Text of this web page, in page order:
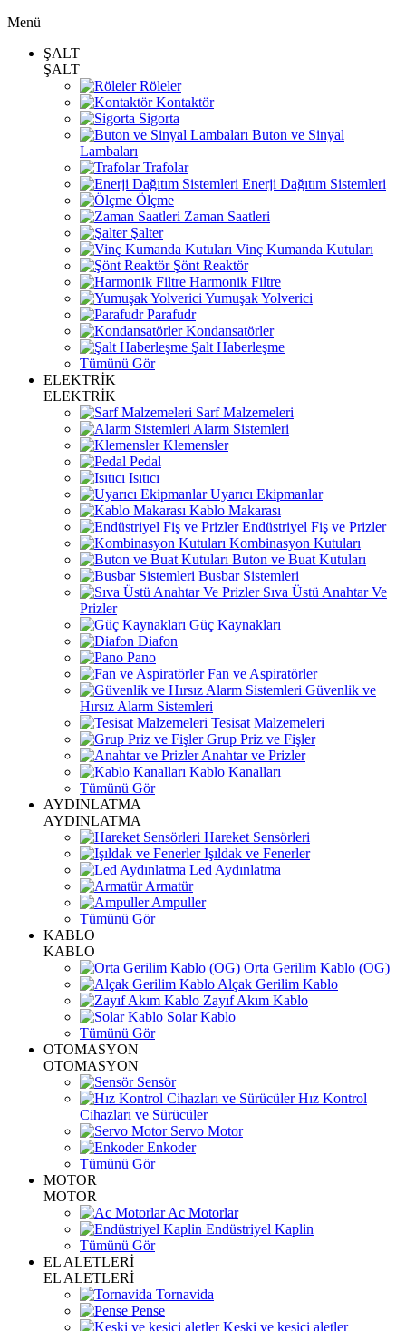
Menü
ŞALT
ŞALT
Röleler
Kontaktör
Sigorta
Buton ve Sinyal
Lambaları
Trafolar
Enerji Dağıtım Sistemleri
Ölçme
Zaman Saatleri
Şalter
Vinç Kumanda Kutuları
Şönt Reaktör
Harmonik Filtre
Yumuşak Yolverici
Parafudr
Kondansatörler
Şalt Haberleşme
Tümünü Gör
ELEKTRİK
ELEKTRİK
Sarf Malzemeleri
Alarm Sistemleri
Klemensler
Pedal
Isıtıcı
Uyarıcı Ekipmanlar
Kablo Makarası
Endüstriyel Fiş ve Prizler
Kombinasyon Kutuları
Buton ve Buat Kutuları
Busbar Sistemleri
Sıva Üstü Anahtar Ve
Prizler
Güç Kaynakları
Diafon
Pano
Fan ve Aspiratörler
Güvenlik ve
Hırsız Alarm Sistemleri
Tesisat Malzemeleri
Grup Priz ve Fişler
Anahtar ve Prizler
Kablo Kanalları
Tümünü Gör
AYDINLATMA
AYDINLATMA
Hareket Sensörleri
Işıldak ve Fenerler
Led Aydınlatma
Armatür
Ampuller
Tümünü Gör
KABLO
KABLO
Orta Gerilim Kablo (OG)
Alçak Gerilim Kablo
Zayıf Akım Kablo
Solar Kablo
Tümünü Gör
OTOMASYON
OTOMASYON
Sensör
Hız Kontrol
Cihazları ve Sürücüler
Servo Motor
Enkoder
Tümünü Gör
MOTOR
MOTOR
Ac Motorlar
Endüstriyel Kaplin
Tümünü Gör
EL ALETLERİ
EL ALETLERİ
Tornavida
Pense
Keski ve kesici aletler